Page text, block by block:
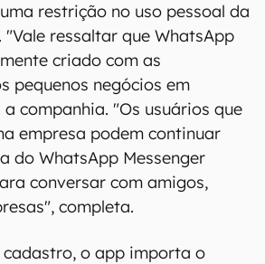
restrição no uso pessoal da
"Vale ressaltar que WhatsApp
criado com as
pequenos negócios em
companhia. "Os usuários que
empresa podem continuar
do WhatsApp Messenger
conversar com amigos,
completa.
o app importa o